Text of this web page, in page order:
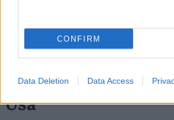
CONFIRM
Data Deletion Data Access
Tutta la differenza
l’emigrazione
Usa